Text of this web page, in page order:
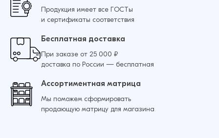
Чехол для iPhone 17 Pro Силикон Без лого
105 ₽
Чехол для iPhone 17 Силикон Без лого (Серый)
Продукция имеет все ГОСТы
и сертификаты соответствия
Бесплатная доставка
При заказе от 25 000 ₽
доставка по России — бесплатная
Ассортиментная матрица
Мы поможем сформировать
продающую матрицу для магазина